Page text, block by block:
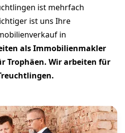
ist mehrfach
ist uns Ihre
in
als Immobilienmakler
Trophäen. Wir arbeiten für